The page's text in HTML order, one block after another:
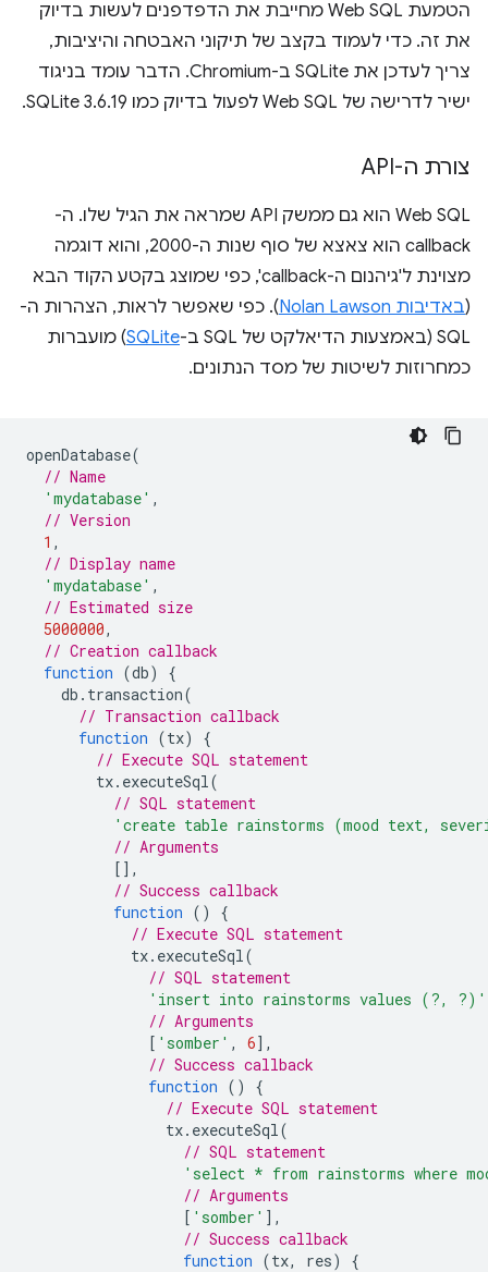
הטמעת Web SQL מחייבת את הדפדפנים לעשות בדיוק
את זה. כדי לעמוד בקצב של תיקוני האבטחה והיציבות,
צריך לעדכן את SQLite ב-Chromium. הדבר עומד בניגוד
ישיר לדרישה של Web SQL לפעול בדיוק כמו SQLite 3.6.19.
צורת ה-API
Web SQL הוא גם ממשק API שמראה את הגיל שלו. ה-
callback הוא צאצא של סוף שנות ה-2000, והוא דוגמה
מצוינת ל'גיהנום ה-callback', כפי שמוצג בקטע הקוד הבא
(באדיבות Nolan Lawson
). כפי שאפשר לראות, הצהרות ה-
SQL (באמצעות הדיאלקט של SQL ב-
SQLite) מועברות
כמחרוזות לשיטות של מסד הנתונים.
openDatabase(
// Name
'mydatabase' ,
// Version
1 ,
// Display name
'mydatabase' ,
// Estimated size
5000000,
// Creation callback
function (db)
{
db . transaction(
// Transaction callback
function (tx)
{
// Execute SQL statement
tx. executeSql(
// SQL statement
'create table rainstorms (mood text,
// Arguments
[],
// Success callback
function ()
{
// Execute SQL statement
tx. executeSql(
// SQL statement
'insert into rainstorms values (?, ?)'
// Arguments
[ 'somber' , 6],
// Success callback
function ()
{
// Execute SQL statement
tx. executeSql(
// SQL statement
'select * from rainstorms where
// Arguments
[ 'somber' ],
// Success callback
function (tx, res) {